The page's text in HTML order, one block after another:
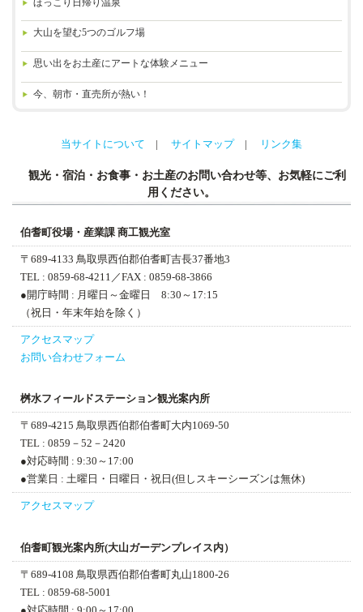
大山を望む5つのゴルフ場
思い出をお土産にアートな体験メニュー
今、朝市・直売所が熱い！
当サイトについて サイトマップ リンク集
観光・宿泊・お食事・お土産のお問い合わせ等、お気軽にご利
用ください。
伯耆町役場・産業課 商工観光室
〒689-4133 鳥取県西伯郡伯耆町吉長37番地3
TEL : 0859-68-4211 ／FAX : 0859-68-3866
●開庁時間 : 月曜日～金曜日 8:30～17:15
（祝日・年末年始を除く）
アクセスマップ
お問い合わせフォーム
桝水フィールドステーション観光案内所
〒689-4215 鳥取県西伯郡伯耆町大内1069-50
TEL : 0859－52－2420
●対応時間 : 9:30～17:00
●営業日 : 土曜日・日曜日・祝日(但しスキーシーズンは無休)
アクセスマップ
伯耆町観光案内所(大山ガーデンプレイス内）
〒689-4108 鳥取県西伯郡伯耆町丸山1800-26
TEL : 0859-68-5001